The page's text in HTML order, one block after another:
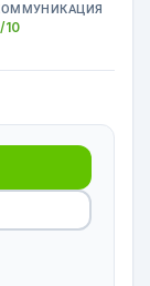
/10